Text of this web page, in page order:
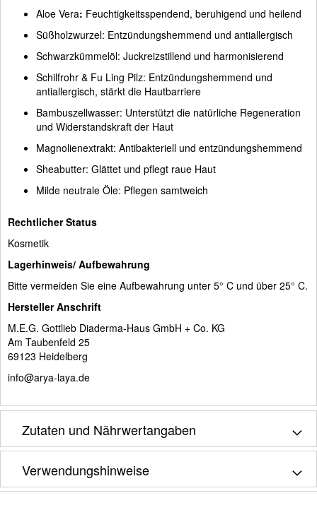
Aloe Vera: Feuchtigkeitsspendend, beruhigend und heilend
Süßholzwurzel: Entzündungshemmend und antiallergisch
Schwarzkümmelöl: Juckreizstillend und harmonisierend
Schilfrohr & Fu Ling Pilz: Entzündungshemmend und
antiallergisch, stärkt die Hautbarriere
Bambuszellwasser: Unterstützt die natürliche Regeneration
und Widerstandskraft der Haut
Magnolienextrakt: Antibakteriell und entzündungshemmend
Sheabutter: Glättet und pflegt raue Haut
Milde neutrale Öle: Pflegen samtweich
Rechtlicher Status
Kosmetik
Lagerhinweis/ Aufbewahrung
Bitte vermeiden Sie eine Aufbewahrung unter 5° C und über 25° C.
Hersteller Anschrift
M.E.G. Gottlieb Diaderma-Haus GmbH + Co. KG
Am Taubenfeld 25
69123 Heidelberg
info@arya-laya.de
Zutaten und Nährwertangaben
Verwendungshinweise